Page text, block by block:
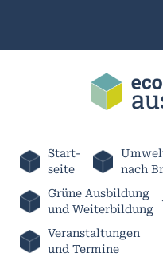
Start-
seite
nach
Grüne Ausbildung
und Weiterbildung
Veranstaltungen
und Termine